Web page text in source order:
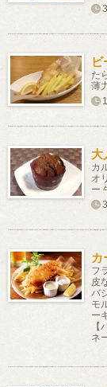
ビ
た
薄
大
カ
オ
ー
カ
フ
皮
バ
モ
ー
ネ